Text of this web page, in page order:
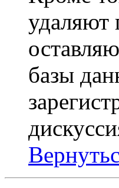
удаляют
базы